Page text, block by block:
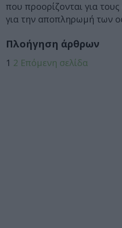
που προορίζονται για
για την αποπληρωμή των
Πλοήγηση άρθρων
1 2 Επόμενη σελίδα